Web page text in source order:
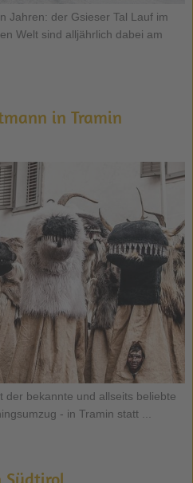
Jahren: der Gsieser Tal Lauf im
Welt sind alljährlich dabei am
in Tramin
bekannte und allseits beliebte
- in Tramin statt ...